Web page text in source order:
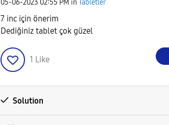
‎05-06-2023 02:55 PM in Tabletler
7 inc için önerim
Dediğiniz tablet çok güzel
1 Like
Solution